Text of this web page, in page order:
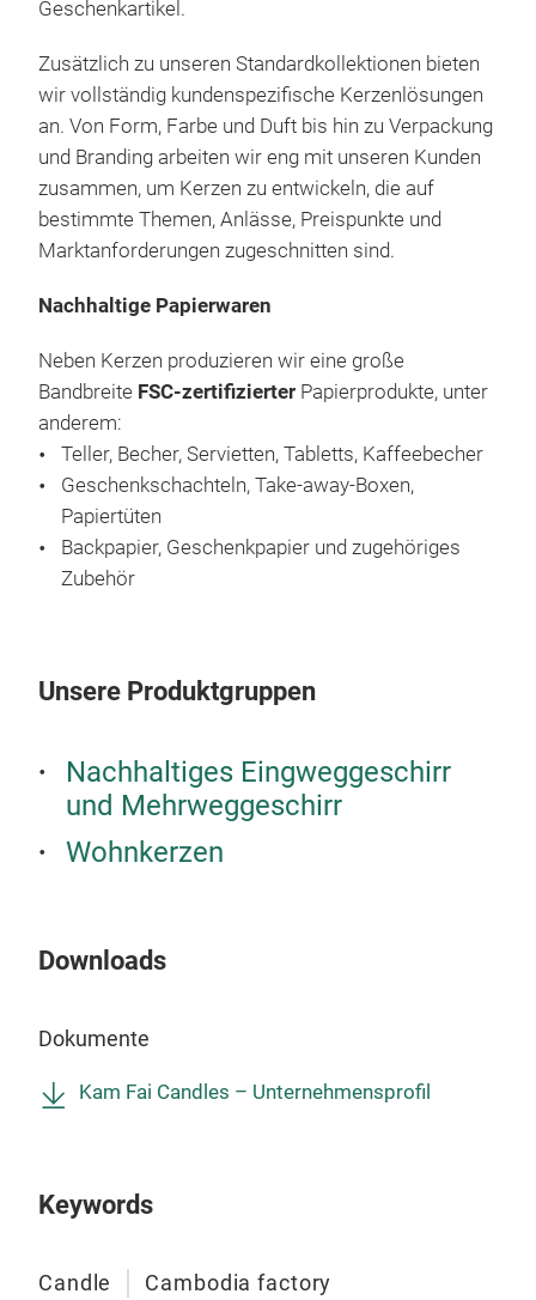
Geschenkartikel.
Zusätzlich zu unseren Standardkollektionen bieten
wir vollständig kundenspezifische Kerzenlösungen
an. Von Form, Farbe und Duft bis hin zu Verpackung
und Branding arbeiten wir eng mit unseren Kunden
zusammen, um Kerzen zu entwickeln, die auf
bestimmte Themen, Anlässe, Preispunkte und
Marktanforderungen zugeschnitten sind.
Nachhaltige Papierwaren
Neben Kerzen produzieren wir eine große
Bandbreite FSC‑zertifizierter Papierprodukte, unter
anderem:
Teller, Becher, Servietten, Tabletts, Kaffeebecher
Geschenkschachteln, Take‑away‑Boxen,
Papiertüten
Backpapier, Geschenkpapier und zugehöriges
Zubehör
Unsere Produktgruppen
Nachhaltiges Eingweggeschirr
und Mehrweggeschirr
Wohnkerzen
Downloads
Dokumente
Kam Fai Candles – Unternehmensprofil
Keywords
Candle
Cambodia factory